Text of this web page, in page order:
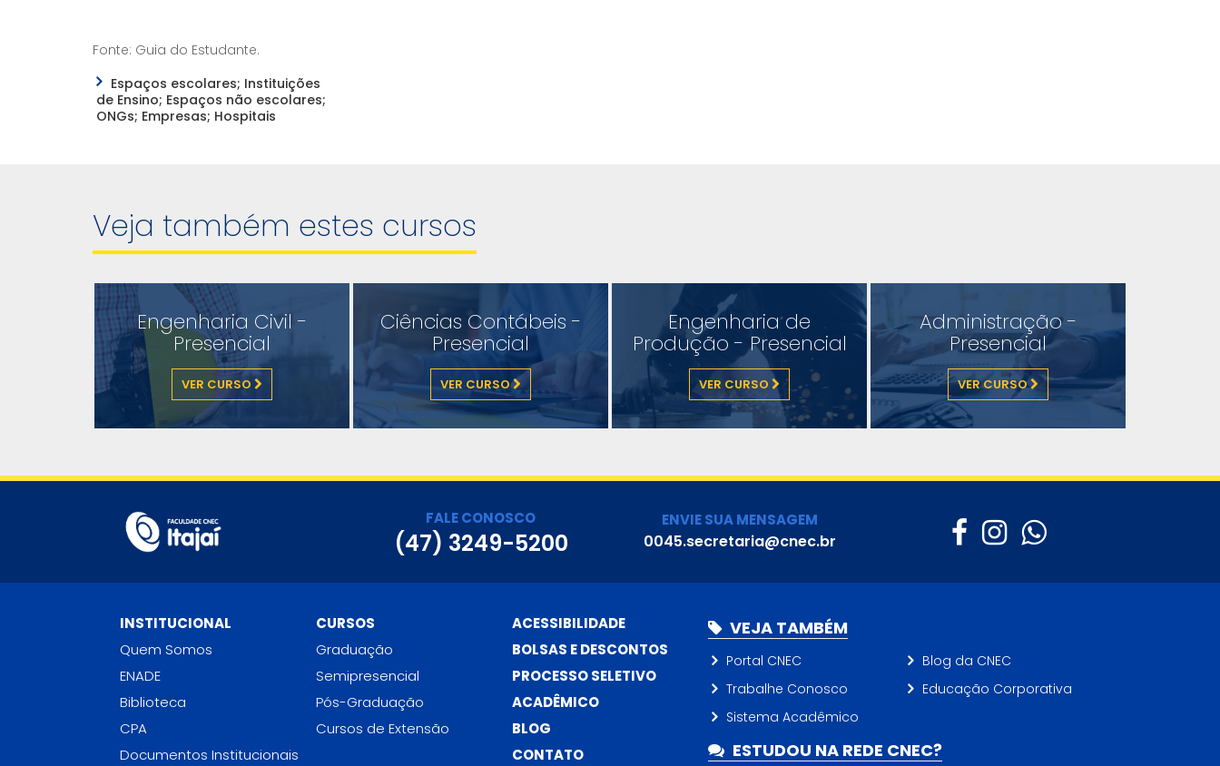
Fonte: Guia do Estudante.
Espaços escolares; Instituições
de Ensino; Espaços não escolares;
ONGs; Empresas; Hospitais
Veja também estes cursos
Engenharia Civil -
Presencial
VER CURSO
Ciências Contábeis -
Presencial
VER CURSO
Engenharia de
Produção - Presencial
VER CURSO
Administração -
Presencial
VER CURSO
FALE CONOSCO
(47) 3249-5200
ENVIE SUA MENSAGEM
0045.secretaria@cnec.br
INSTITUCIONAL
Quem Somos
ENADE
Biblioteca
CPA
Documentos Institucionais
CURSOS
Graduação
Semipresencial
Pós-Graduação
Cursos de Extensão
ACESSIBILIDADE
BOLSAS E DESCONTOS
PROCESSO SELETIVO
ACADÊMICO
BLOG
CONTATO
VEJA TAMBÉM
Portal CNEC
Blog da CNEC
Trabalhe Conosco
Educação Corporativa
Sistema Acadêmico
ESTUDOU NA REDE CNEC?